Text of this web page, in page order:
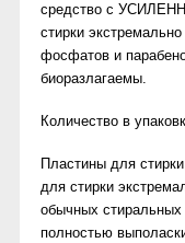
средство с
стирки
фосфатов и
биоразлагаемы.
Количество в
Пластины для
для стирки
обычных
полностью